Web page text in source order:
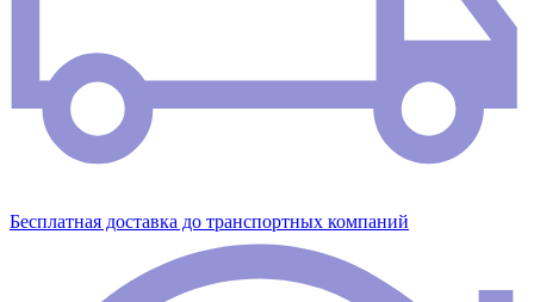
Бесплатная доставка до транспортных компаний